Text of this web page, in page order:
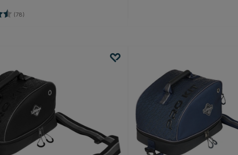
(78)